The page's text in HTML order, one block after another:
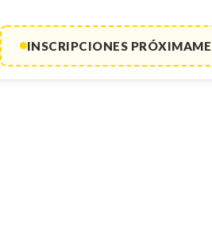
INSCRIPCIONES